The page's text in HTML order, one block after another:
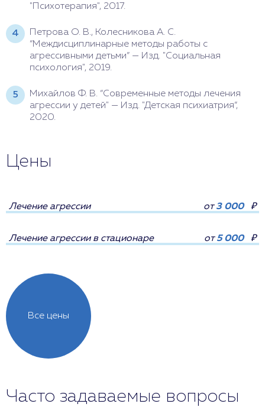
"Психотерапия", 2017.
Петрова О. В., Колесникова А. С.
“Междисциплинарные методы работы с
агрессивными детьми” — Изд. "Социальная
психология", 2019.
Михайлов Ф. В. “Современные методы лечения
агрессии у детей" — Изд. "Детская психиатрия”,
2020.
Цены
Все цены
Лечение агрессии от3 000 ₽
Лечение агрессии в стационаре от5 000 ₽
Часто задаваемые вопросы